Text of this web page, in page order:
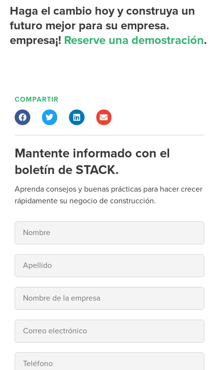
Haga el cambio hoy y construya un
futuro mejor para su empresa.
empresa¡! Reserve una demostración.
COMPARTIR
Mantente informado con el
boletín de STACK.
Aprenda consejos y buenas prácticas para hacer crecer
rápidamente su negocio de construcción.